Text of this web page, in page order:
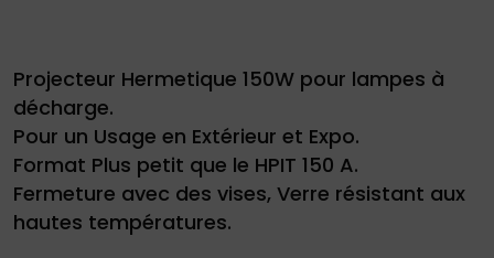
Projecteur Hermetique 150W pour lampes à
décharge.
Pour un Usage en Extérieur et Expo.
Format Plus petit que le HPIT 150 A.
Fermeture avec des vises, Verre résistant aux
hautes températures.
Demande
de
devis